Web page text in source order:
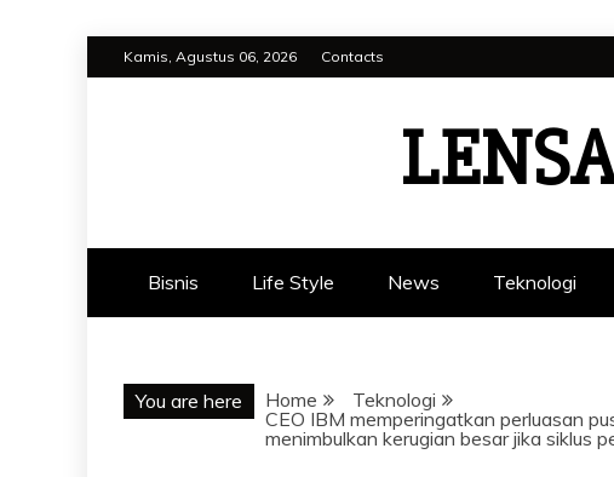
to
Kamis, Agustus 06, 2026 Contacts
Bisnis Life Style News Teknologi
You are here Home
Teknologi
CEO IBM memperingatkan perluasan
menimbulkan kerugian besar jika siklus